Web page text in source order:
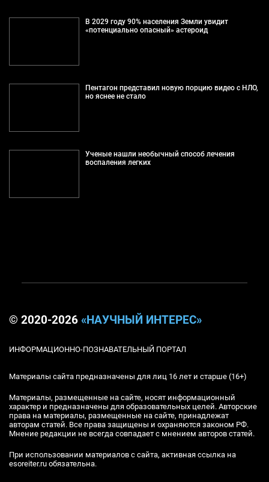
В 2029 году 90% населения Земли увидит
«потенциально опасный» астероид
Пентагон представил новую порцию видео с НЛО,
но яснее не стало
Ученые нашли необычный способ лечения
воспаления легких
© 2020-2026 «НАУЧНЫЙ ИНТЕРЕС»
ИНФОРМАЦИОННО-ПОЗНАВАТЕЛЬНЫЙ ПОРТАЛ
Материалы сайта предназначены для лиц 16 лет и старше (16+)
Материалы, размещенные на сайте, носят информационный
характер и предназначены для образовательных целей. Авторские
права на материалы, размещенные на сайте, принадлежат
авторам статей. Все права защищены и охраняются законом РФ.
Мнение редакции не всегда совпадает с мнением авторов статей.
При использовании материалов с сайта, активная ссылка на
esoreiter.ru обязательна.